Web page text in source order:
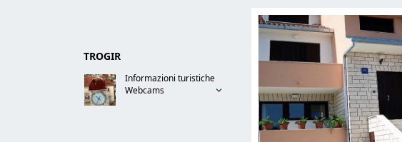
TROGIR
Informazioni turistiche
Webcams